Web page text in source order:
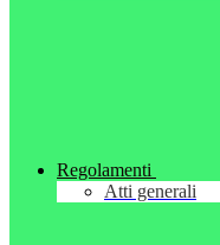
Regolamenti
Atti generali